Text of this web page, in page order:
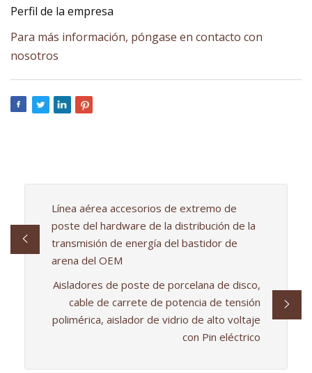
Perfil de la empresa
Para más información, póngase en contacto con
nosotros
Línea aérea accesorios de extremo de
poste del hardware de la distribución de la
transmisión de energía del bastidor de
arena del OEM
Aisladores de poste de porcelana de disco,
cable de carrete de potencia de tensión
polimérica, aislador de vidrio de alto voltaje
con Pin eléctrico